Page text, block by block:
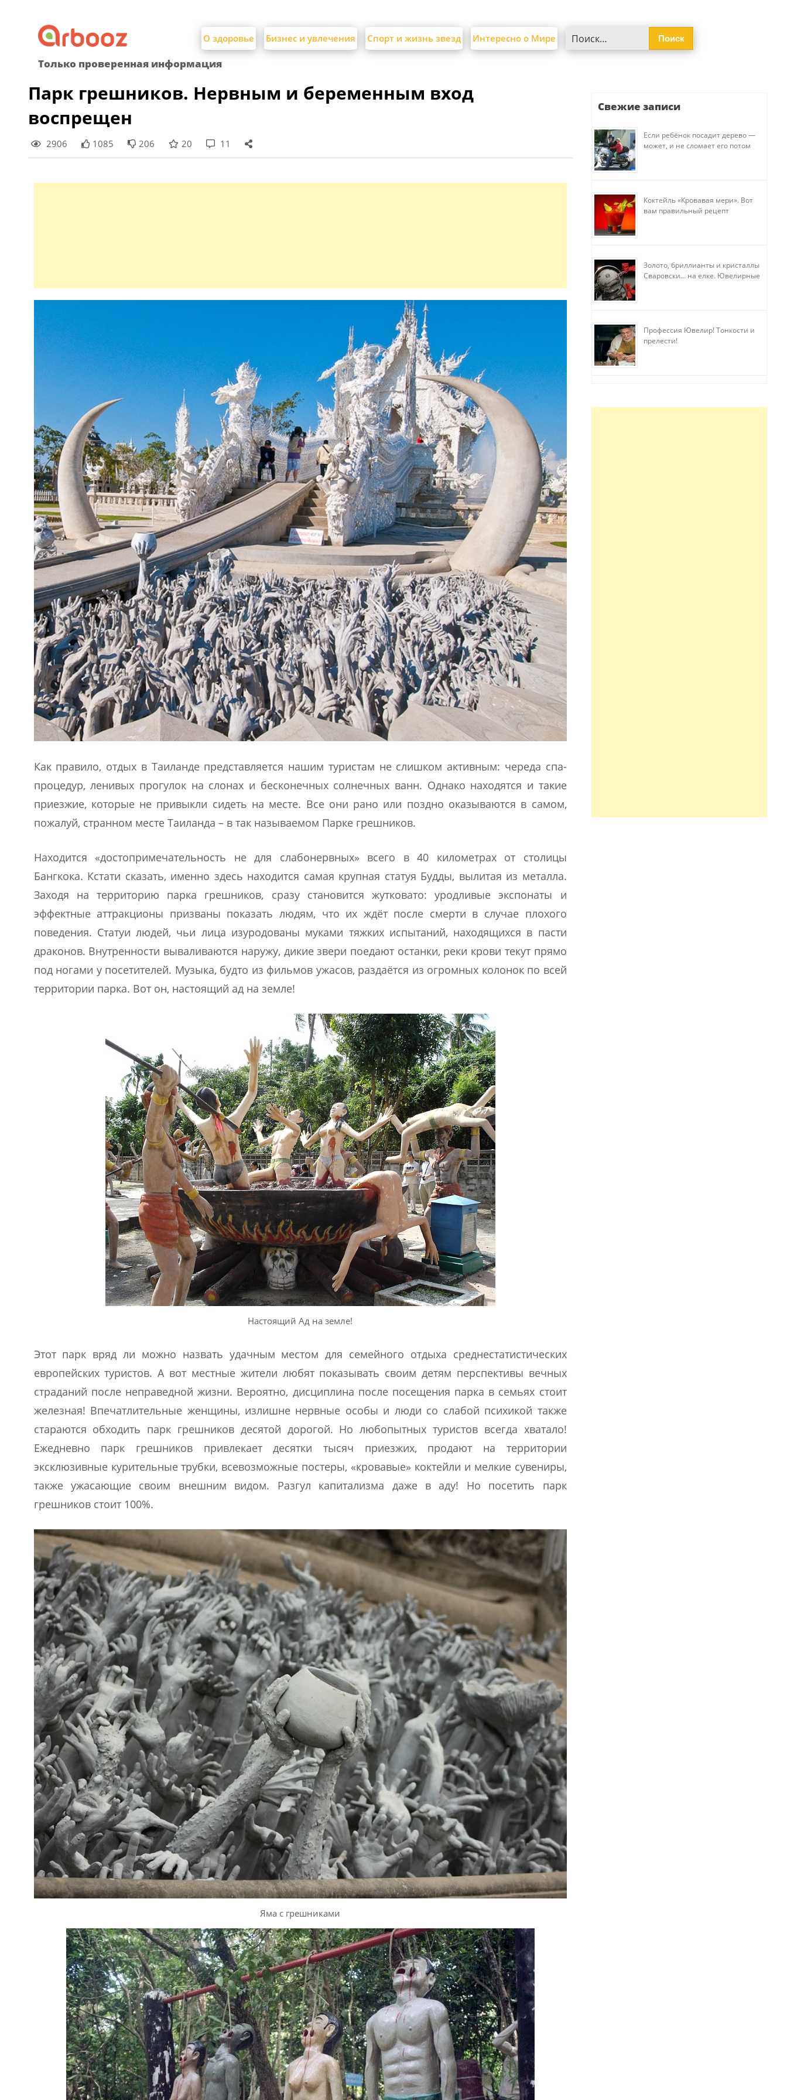
content
О здоровье Бизнес и увлечения Спорт и жизнь звезд Интересно о Мире
Только проверенная информация
Парк грешников. Нервным и беременным вход
воспрещен
2906 1085 206 20 11
Как правило, отдых в Таиланде представляется нашим туристам не слишком активным: череда спа-
процедур, ленивых прогулок на слонах и бесконечных солнечных ванн. Однако находятся и такие
приезжие, которые не привыкли сидеть на месте. Все они рано или поздно оказываются в самом,
пожалуй, странном месте Таиланда – в так называемом Парке грешников.
Находится «достопримечательность не для слабонервных» всего в 40 километрах от столицы
Бангкока. Кстати сказать, именно здесь находится самая крупная статуя Будды, вылитая из металла.
Заходя на территорию парка грешников, сразу становится жутковато: уродливые экспонаты и
эффектные аттракционы призваны показать людям, что их ждёт после смерти в случае плохого
поведения. Статуи людей, чьи лица изуродованы муками тяжких испытаний, находящихся в пасти
драконов. Внутренности вываливаются наружу, дикие звери поедают останки, реки крови текут прямо
под ногами у посетителей. Музыка, будто из фильмов ужасов, раздаётся из огромных колонок по всей
территории парка. Вот он, настоящий ад на земле!
Настоящий Ад на земле!
Этот парк вряд ли можно назвать удачным местом для семейного отдыха среднестатистических
европейских туристов. А вот местные жители любят показывать своим детям перспективы вечных
страданий после неправедной жизни. Вероятно, дисциплина после посещения парка в семьях стоит
железная! Впечатлительные женщины, излишне нервные особы и люди со слабой психикой также
стараются обходить парк грешников десятой дорогой. Но любопытных туристов всегда хватало!
Ежедневно парк грешников привлекает десятки тысяч приезжих, продают на территории
эксклюзивные курительные трубки, всевозможные постеры, «кровавые» коктейли и мелкие сувениры,
также ужасающие своим внешним видом. Разгул капитализма даже в аду! Но посетить парк
грешников стоит 100%.
Яма с грешниками
Свежие записи
Если ребёнок посадит дерево —
может, и не сломает его потом
Коктейль «Кровавая мери». Вот
вам правильный рецепт
Золото, бриллианты и кристаллы
Сваровски… на елке. Ювелирные
Профессия Ювелир! Тонкости и
прелести!